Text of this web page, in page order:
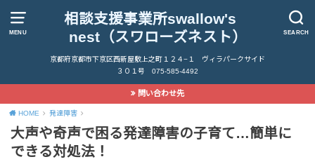
MENU SEARCH
相談支援事業所swallow's
nest（スワローズネスト）
京都府京都市下京区西新屋敷上之町１２４−１ ヴィラパークサイド
３０１号 075-585-4492
問い合わせ先
HOME 発達障害
大声や奇声で困る発達障害の子育て…簡単に
できる対処法！